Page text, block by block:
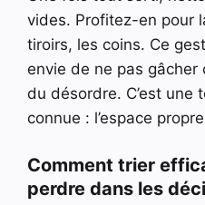
vides. Profitez-en pour
tiroirs, les coins. Ce
envie de ne pas
du désordre. C’est une
connue : l’espace
Comment trier
perdre dans les